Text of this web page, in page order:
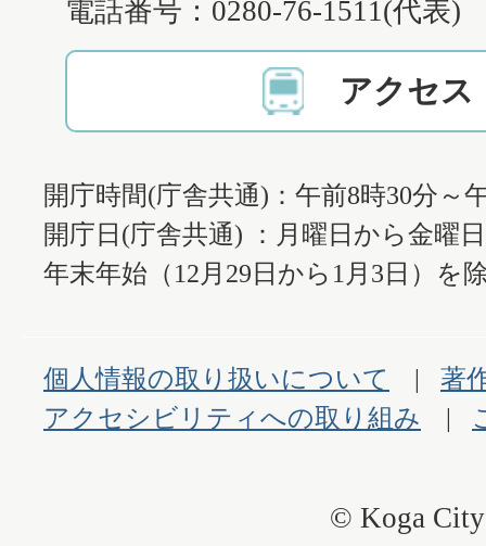
電話番号：0280-76-1511(代表)
アクセス
開庁時間(庁舎共通)：午前8時30分～
開庁日(庁舎共通) ：月曜日から金曜
年末年始（12月29日から1月3日）を
個人情報の取り扱いについて
著
アクセシビリティへの取り組み
© Koga City